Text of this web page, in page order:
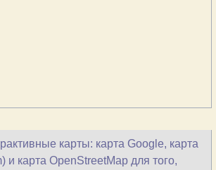
карты: карта Google, карта
и карта OpenStreetMap для того,